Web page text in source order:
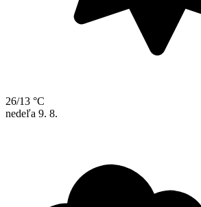
26/13 °C
nedeľa 9. 8.